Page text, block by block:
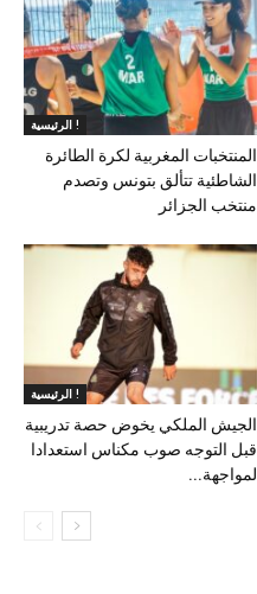
الرئيسية !
المنتخبات المغربية لكرة الطائرة
الشاطئية تتألق بتونس وتصدم
منتخب الجزائر
الرئيسية !
الجيش الملكي يخوض حصة تدريبية
قبل التوجه صوب مكناس استعدادا
لمواجهة...